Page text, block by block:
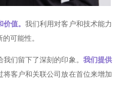
价值。我们利用对客户和技术能力
可能性。
们留下了深刻的印象。 我们提供
将客户和关联公司放在首位来增加